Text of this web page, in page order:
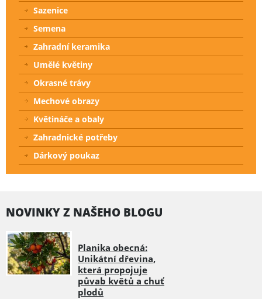
Sazenice
Semena
Zahradní keramika
Umělé květiny
Okrasné trávy
Mechové obrazy
Květináče a obaly
Zahradnické potřeby
Dárkový poukaz
NOVINKY Z NAŠEHO BLOGU
Planika obecná:
Unikátní dřevina,
která propojuje
půvab květů a chuť
plodů